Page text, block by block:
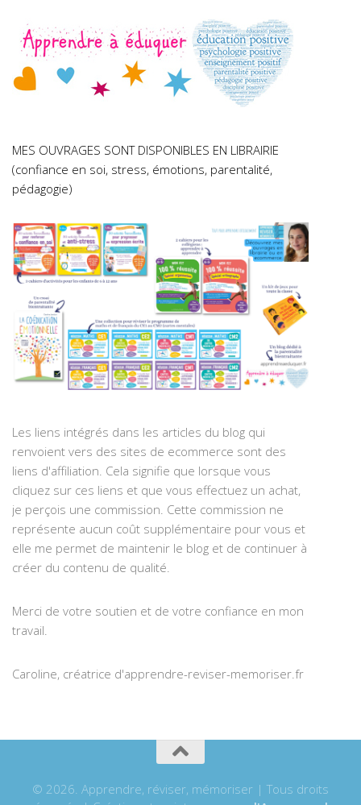
MES OUVRAGES SONT DISPONIBLES EN LIBRAIRIE
(confiance en soi, stress, émotions, parentalité,
pédagogie)
Les liens intégrés dans les articles du blog qui
renvoient vers des sites de ecommerce sont des
liens d'affiliation. Cela signifie que lorsque vous
cliquez sur ces liens et que vous effectuez un achat,
je perçois une commission. Cette commission ne
représente aucun coût supplémentaire pour vous et
elle me permet de maintenir le blog et de continuer à
créer du contenu de qualité.
Merci de votre soutien et de votre confiance en mon
travail.
Caroline, créatrice d'apprendre-reviser-memoriser.fr
© 2026. Apprendre, réviser, mémoriser | Tous droits